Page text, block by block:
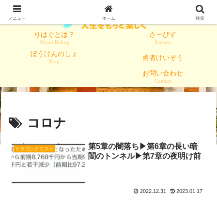
りはぐとは？
About Rehug
さーびす
Service
ぼうけんのしょ
Blog
勇者けいぞう
お問い合わせ
Contact
コロナ
ドラゴンクエスト
第5章の闇落ち▶第6章の長い暗
闇のトンネル▶第7章の夜明け前
2022.12.31 2023.01.17
メニュー ホーム 検索